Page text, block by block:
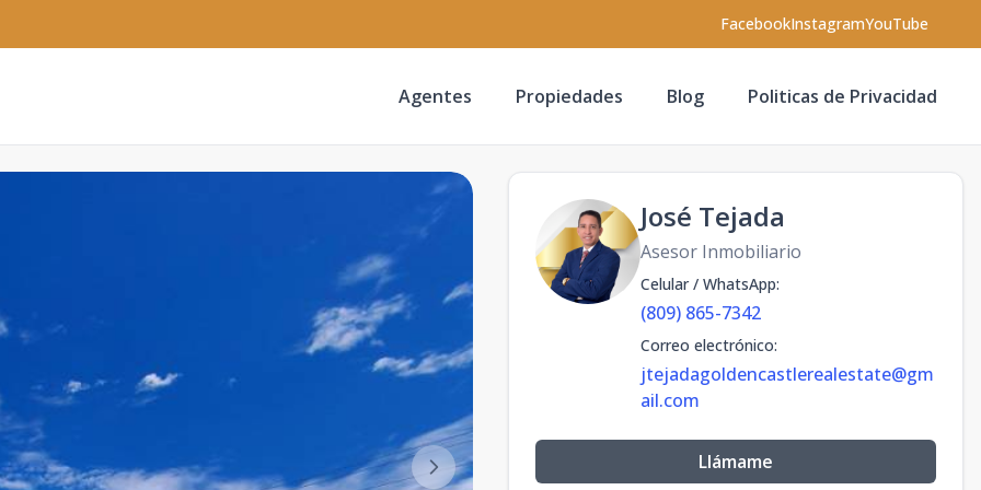
FacebookInstagramYouTube
Agentes Propiedades Blog Politicas de Privacidad
José Tejada
Asesor Inmobiliario
Celular / WhatsApp:
(809) 865-7342
Correo electrónico:
jtejadagoldencastlerealestate@gm
ail.com
Llámame